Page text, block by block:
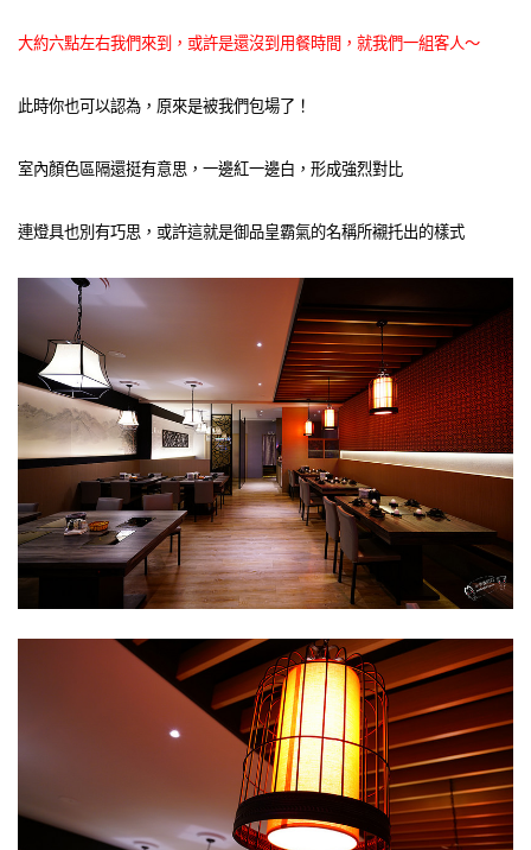
大約六點左右我們來到，或許是還沒到用餐時間，就我們一組客人～
此時你也可以認為，原來是被我們包場了！
室內顏色區隔還挺有意思，一邊紅一邊白，形成強烈對比
連燈具也別有巧思，或許這就是御品皇霸氣的名稱所襯托出的樣式